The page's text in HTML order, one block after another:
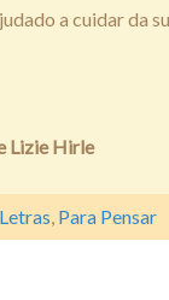
a cuidar da
Lizie Hirle
Letras, Para Pensar